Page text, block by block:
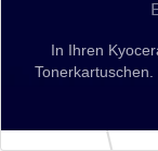
In Ihren